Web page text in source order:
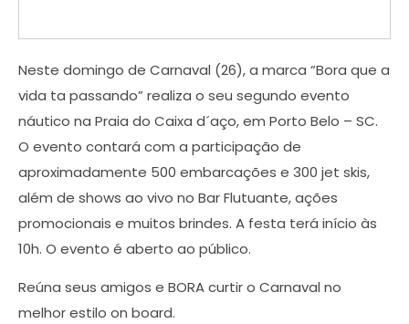
Neste domingo de Carnaval (26), a marca “Bora que a
vida ta passando” realiza o seu segundo evento
náutico na Praia do Caixa d´aço, em Porto Belo – SC.
O evento contará com a participação de
aproximadamente 500 embarcações e 300 jet skis,
além de shows ao vivo no Bar Flutuante, ações
promocionais e muitos brindes. A festa terá início às
10h. O evento é aberto ao público.
Reúna seus amigos e BORA curtir o Carnaval no
melhor estilo on board.